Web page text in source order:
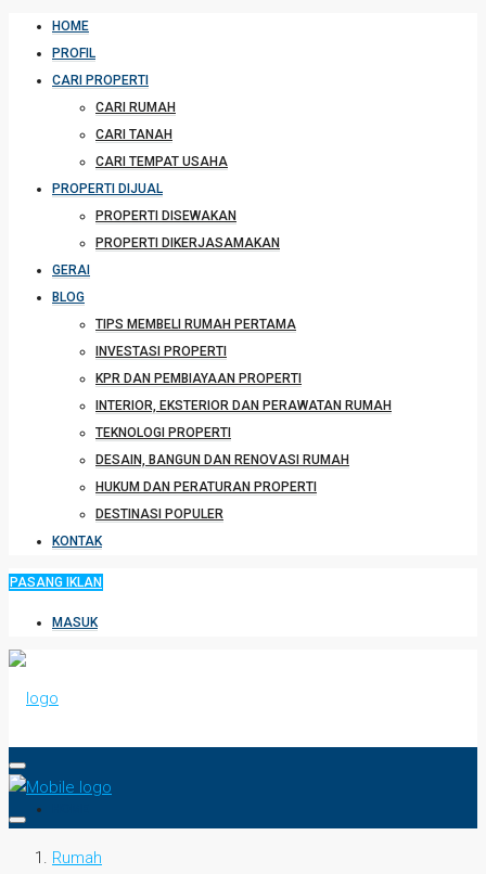
HOME
PROFIL
CARI PROPERTI
CARI RUMAH
CARI TANAH
CARI TEMPAT USAHA
PROPERTI DIJUAL
PROPERTI DISEWAKAN
PROPERTI DIKERJASAMAKAN
GERAI
BLOG
TIPS MEMBELI RUMAH PERTAMA
INVESTASI PROPERTI
KPR DAN PEMBIAYAAN PROPERTI
INTERIOR, EKSTERIOR DAN PERAWATAN RUMAH
TEKNOLOGI PROPERTI
DESAIN, BANGUN DAN RENOVASI RUMAH
HUKUM DAN PERATURAN PROPERTI
DESTINASI POPULER
KONTAK
PASANG IKLAN
MASUK
Rumah